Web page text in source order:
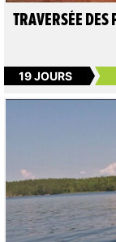
TRAVERSÉE DES
19 JOURS